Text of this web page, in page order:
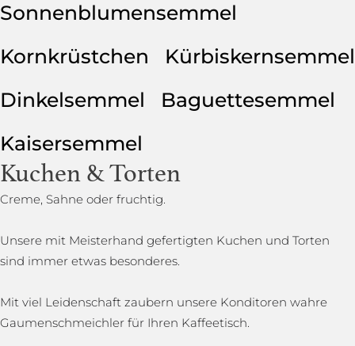
Sonnenblumensemmel
Kornkrüstchen
Kürbiskernsemmel
Dinkelsemmel
Baguettesemmel
Kaisersemmel
Kuchen & Torten
Creme, Sahne oder fruchtig.
Unsere mit Meisterhand gefertigten Kuchen und Torten
sind immer etwas besonderes.
Mit viel Leidenschaft zaubern unsere Konditoren wahre
Gaumenschmeichler für Ihren Kaffeetisch.